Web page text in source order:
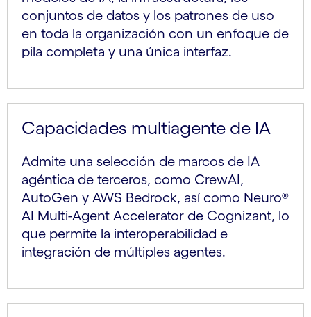
conjuntos de datos y los patrones de uso
en toda la organización con un enfoque de
pila completa y una única interfaz.
Capacidades multiagente de IA
Admite una selección de marcos de IA
agéntica de terceros, como CrewAI,
AutoGen y AWS Bedrock, así como Neuro®
AI Multi-Agent Accelerator de Cognizant, lo
que permite la interoperabilidad e
integración de múltiples agentes.